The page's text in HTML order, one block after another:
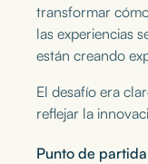
transformar
las experiencias
están creando
El desafío era
reflejar la
Punto de